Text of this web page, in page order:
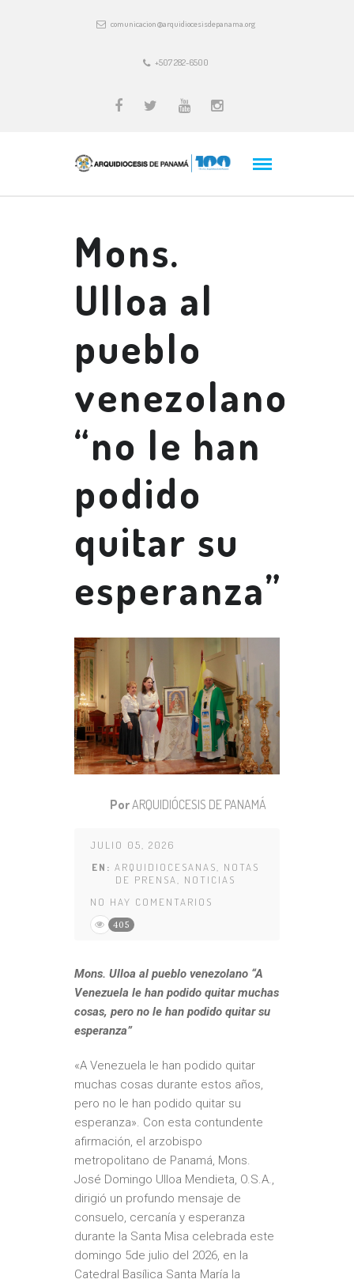
comunicacion@arquidiocesisdepanama.org
+507 282-6500
Mons.
Ulloa al
pueblo
venezolano
“no le han
podido
quitar su
esperanza”
PorARQUIDIÓCESIS DE PANAMÁ
JULIO 05, 2026
EN: ARQUIDIOCESANAS, NOTAS
DE PRENSA, NOTICIAS
NO HAY COMENTARIOS
405
Mons. Ulloa al pueblo venezolano “A
Venezuela le han podido quitar muchas
cosas, pero no le han podido quitar su
esperanza”
«A Venezuela le han podido quitar
muchas cosas durante estos años,
pero no le han podido quitar su
esperanza». Con esta contundente
afirmación, el arzobispo
metropolitano de Panamá, Mons.
José Domingo Ulloa Mendieta, O.S.A.,
dirigió un profundo mensaje de
consuelo, cercanía y esperanza
durante la Santa Misa celebrada este
domingo 5de julio del 2026, en la
Catedral Basílica Santa María la